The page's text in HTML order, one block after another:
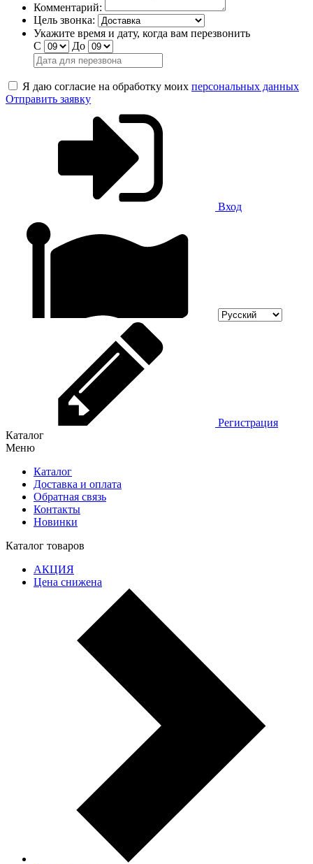
Комментарий:
Цель звонка:
Укажите время и дату, когда вам перезвонить
С
До
Я даю согласие на обработку моих персональных данных
Отправить заявку
Вход
Регистрация
Каталог
Меню
Каталог
Доставка и оплата
Обратная связь
Контакты
Новинки
Каталог товаров
АКЦИЯ
Цена снижена